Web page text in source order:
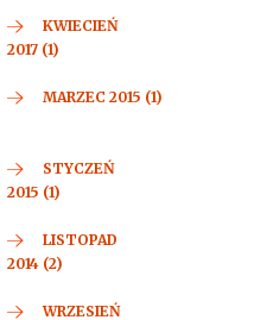
KWIECIEŃ
2017 (1)
MARZEC 2015 (1)
STYCZEŃ
2015 (1)
LISTOPAD
2014 (2)
WRZESIEŃ